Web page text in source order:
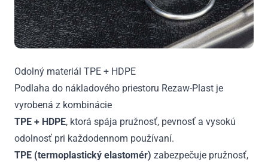
Odolný materiál TPE + HDPE
Podlaha do nákladového priestoru Rezaw-Plast je
vyrobená z kombinácie
TPE + HDPE, ktorá spája pružnosť, pevnosť a vysokú
odolnosť pri každodennom používaní.
TPE (termoplastický elastomér) zabezpečuje pružnosť,